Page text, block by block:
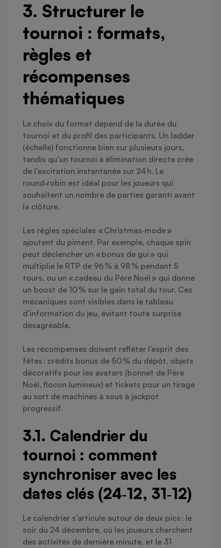
3. Structurer le
tournoi : formats,
règles et
récompenses
thématiques
Le choix du format dépend de la durée du
tournoi et du profil des participants. Un ladder
(échelle) fonctionne bien sur plusieurs jours,
tandis qu’un tournoi à élimination directe crée
de l’excitation instantanée sur 24 h. Le
round‑robin est idéal pour les joueurs qui
souhaitent un nombre de parties garanti avant
la clôture.
Les règles spéciales « Christmas‑mode »
ajoutent du piment. Par exemple, chaque spin
peut déclencher un « bonus de gui » qui
multiplie le RTP de 96 % à 98 % pendant 5
tours, ou un « cadeau du Père Noël » qui donne
un boost de 10 % sur le gain total du tour. Ces
mécaniques sont visibles dans le tableau
d’information du jeu, évitant toute surprise
désagréable.
Les récompenses doivent refléter l’esprit des
fêtes : crédits bonus de 50 % du dépôt, objets
décoratifs pour les avatars (bonnet de Père
Noël, flocon lumineux) et tickets pour un tirage
au sort de machines à sous à jackpot
progressif.
3.1. Calendrier du
tournoi : comment
synchroniser avec les
dates clés (24‑12, 31‑12)
Le calendrier s’articule autour de deux pics : le
soir du 24 décembre, où les joueurs cherchent
des activités de dernière minute, et le 31